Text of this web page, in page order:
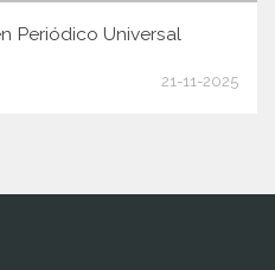
Periódico Universal
21-11-2025